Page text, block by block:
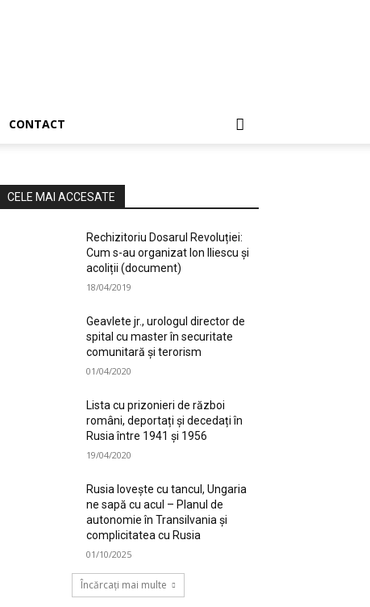
CONTACT
CELE MAI ACCESATE
Rechizitoriu Dosarul Revoluției:
Cum s-au organizat Ion Iliescu și
acoliții (document)
18/04/2019
Geavlete jr., urologul director de
spital cu master în securitate
comunitară și terorism
01/04/2020
Lista cu prizonieri de război
români, deportați și decedați în
Rusia între 1941 și 1956
19/04/2020
Rusia lovește cu tancul, Ungaria
ne sapă cu acul – Planul de
autonomie în Transilvania și
complicitatea cu Rusia
01/10/2025
Încărcați mai multe